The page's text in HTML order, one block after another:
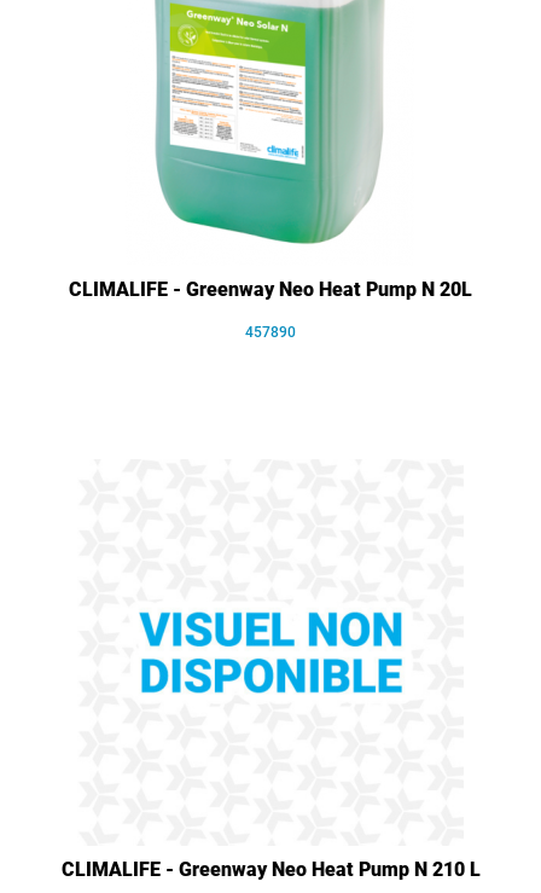
CLIMALIFE - Greenway Neo Heat Pump N 20L
457890
CLIMALIFE - Greenway Neo Heat Pump N 210 L